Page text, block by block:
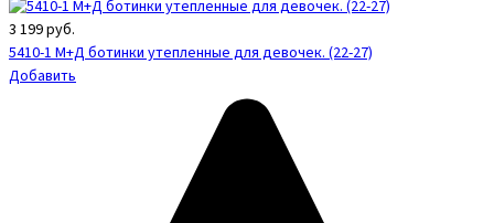
3 199руб.
5410-1 М+Д ботинки утепленные для девочек. (22-27)
Добавить